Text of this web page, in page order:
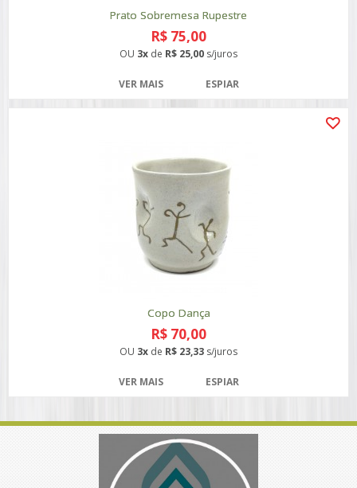
Prato Sobremesa Rupestre
R$ 75,00
OU 3x de R$ 25,00 s/juros
VER MAIS ESPIAR
Copo Dança
R$ 70,00
OU 3x de R$ 23,33 s/juros
VER MAIS ESPIAR